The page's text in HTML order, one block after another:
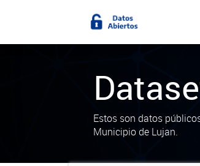
Estos son datos
Municipio de Lujan.